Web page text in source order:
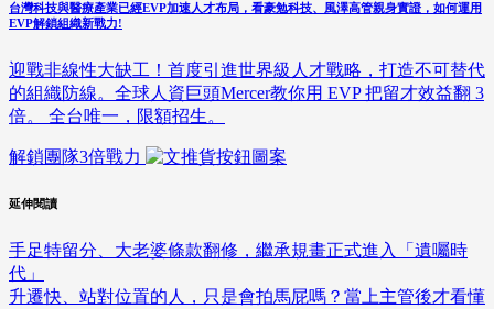
台灣科技與醫療產業已經EVP加速人才布局，看豪勉科技、風澤高管親身實證，如何運用
EVP解鎖組織新戰力!
迎戰非線性大缺工！首度引進世界級人才戰略，打造不可替代
的組織防線。全球人資巨頭Mercer教你用 EVP 把留才效益翻 3
倍。 全台唯一，限額招生。
解鎖團隊3倍戰力
延伸閱讀
手足特留分、大老婆條款翻修，繼承規畫正式進入「遺囑時
代」
升遷快、站對位置的人，只是會拍馬屁嗎？當上主管後才看懂